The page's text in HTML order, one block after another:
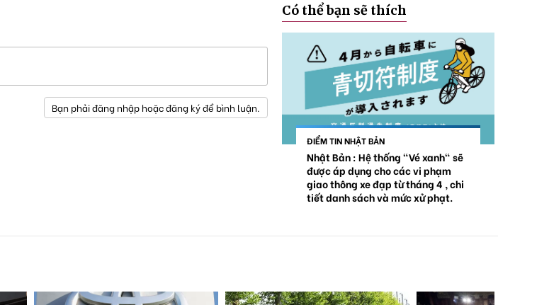
Bạn phải đăng nhập hoặc đăng ký để bình luận.
Có thể bạn sẽ thích
ĐIỂM TIN NHẬT BẢN
Nhật Bản : Hệ thống "Vé xanh" sẽ
được áp dụng cho các vi phạm
giao thông xe đạp từ tháng 4 , chi
tiết danh sách và mức xử phạt.